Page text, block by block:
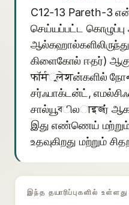
C12-13 Pareth-3
செய்யப்பட்ட
கிளைகோல் ஈதர்)
फॉर्मুलेशன்களில்
சர்ஃபாக்டன்ட்,
சால்யூবிலाइজர் ஆக
இது எண்ணெய்
உதவுகிறது மற்றும்
இந்த தயாரிப்புகளில் உள்ளது